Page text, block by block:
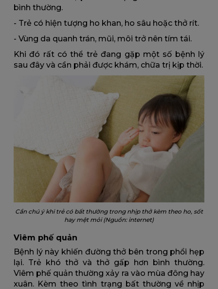
bình thường.
- Trẻ có hiện tượng ho khan, ho sâu hoặc thở rít.
- Vùng da quanh trán, mũi, môi trở nên tím tái.
Khi đó rất có thể trẻ đang gặp một số bệnh lý
sau đây và cần phải được khám, chữa trị kịp thời.
Cần chú ý khi trẻ có bất thường trong nhịp thở kèm theo ho, sốt
hay mệt mỏi (Nguồn: internet)
Viêm phế quản
Bệnh lý này khiến đường thở bên trong phổi hẹp
lại. Trẻ khó thở và thở gấp hơn bình thường.
Viêm phế quản thường xảy ra vào mùa đông hay
xuân. Kèm theo tình trạng bất thường về nhịp